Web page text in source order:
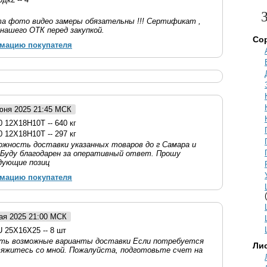
фото видео замеры обязательны !!! Сертификат ,
ОТК перед закупкой.
покупателя
2025 21:45 МСК
12Х18Н10Т -- 640 кг
12Х18Н10Т -- 297 кг
доставки указанных товаров до г Самара и
благодарен за оперативный ответ. Прошу
позиц
покупателя
2025 21:00 МСК
25Х16Х25 -- 8 шт
возможные варианты доставки Если потребуется
со мной. Пожалуйста, подготовьте cчет на